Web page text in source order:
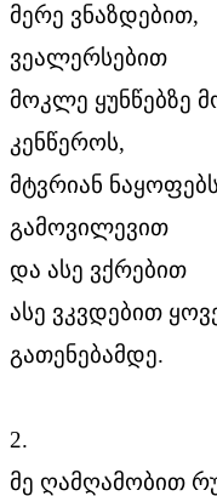
მერე ვნაზდებით,
ვეალერსებით
მოკლე ყუნწებზე
კენწეროს,
მტვრიან
გამოვილევით
და ასე ვქრებით
ასე ვკვდებით
გათენებამდე.
2.
მე ღამღამობით